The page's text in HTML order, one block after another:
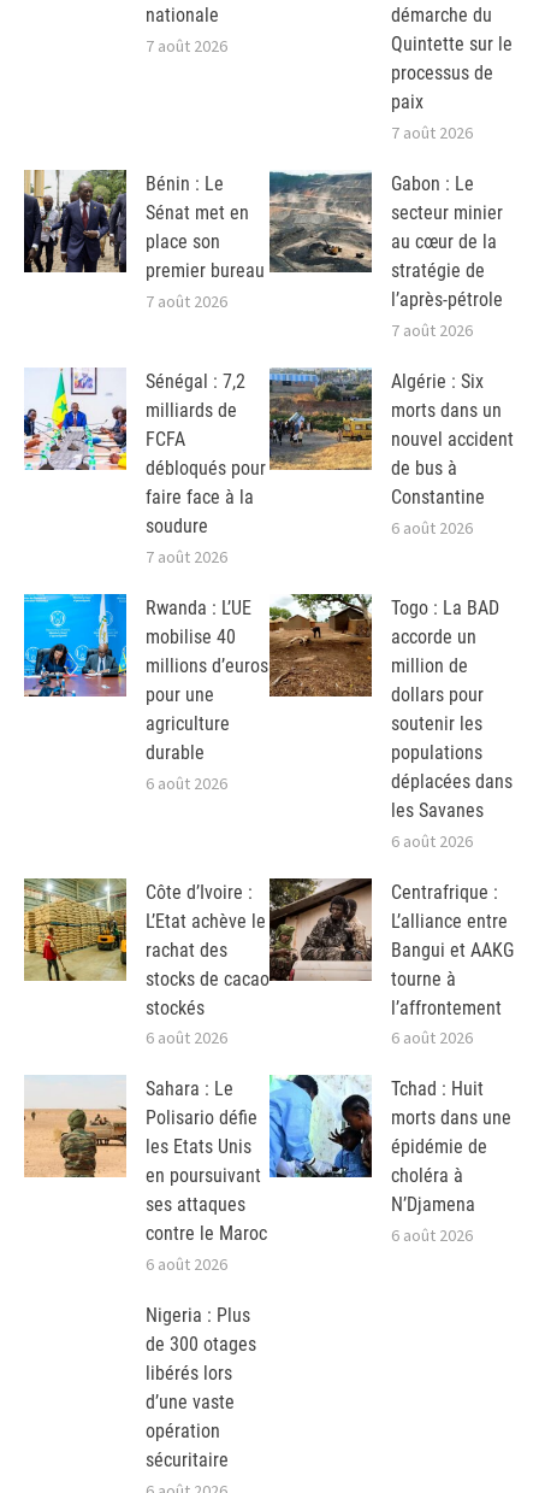
nationale
7 août 2026
démarche du
Quintette sur le
processus de
paix
7 août 2026
Bénin : Le
Sénat met en
place son
premier bureau
7 août 2026
Gabon : Le
secteur minier
au cœur de la
stratégie de
l’après-pétrole
7 août 2026
Sénégal : 7,2
milliards de
FCFA
débloqués pour
faire face à la
soudure
7 août 2026
Algérie : Six
morts dans un
nouvel accident
de bus à
Constantine
6 août 2026
Rwanda : L’UE
mobilise 40
millions d’euros
pour une
agriculture
durable
6 août 2026
Togo : La BAD
accorde un
million de
dollars pour
soutenir les
populations
déplacées dans
les Savanes
6 août 2026
Côte d’Ivoire :
L’Etat achève le
rachat des
stocks de cacao
stockés
6 août 2026
Centrafrique :
L’alliance entre
Bangui et AAKG
tourne à
l’affrontement
6 août 2026
Sahara : Le
Polisario défie
les Etats Unis
en poursuivant
ses attaques
contre le Maroc
6 août 2026
Tchad : Huit
morts dans une
épidémie de
choléra à
N’Djamena
6 août 2026
Nigeria : Plus
de 300 otages
libérés lors
d’une vaste
opération
sécuritaire